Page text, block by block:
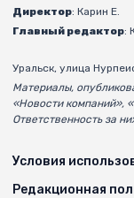
Директор: Карин Е.
Главный редактор:
Уральск, улица
Материалы,
«Новости компаний»,
Ответственность за
Условия
Редакционная